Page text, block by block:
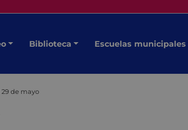
Biblioteca Escuelas municipales
29 de mayo